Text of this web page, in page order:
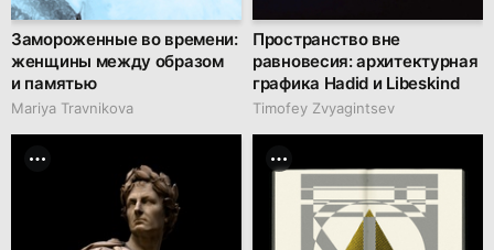
Замороженные во времени:
женщины между образом
и памятью
Mariya Travnikova
Пространство вне
равновесия: архитектурная
графика Hadid и Libeskind
Timofey Zvyagintsev